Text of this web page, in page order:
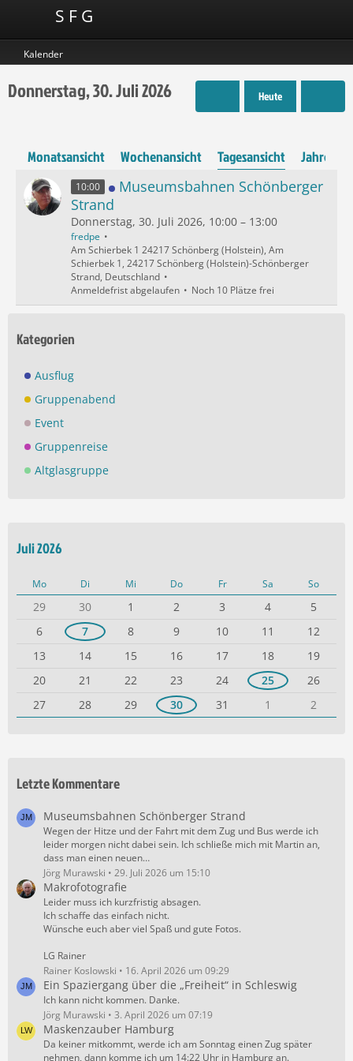
S F G
Kalender
Donnerstag, 30. Juli 2026 Heute
Monatsansicht Wochenansicht Tagesansicht
10:00
Museumsbahnen Schönberger
Strand
Donnerstag, 30. Juli 2026, 10:00 – 13:00
fredpe
Am Schierbek 1 24217 Schönberg (Holstein), Am
Schierbek 1, 24217 Schönberg (Holstein)-Schönberger
Strand, Deutschland
Anmeldefrist abgelaufen
Noch 10 Plätze frei
Kategorien
Ausflug
Gruppenabend
Event
Gruppenreise
Altglasgruppe
Juli 2026
Mo Di Mi Do Fr Sa So
29 30 1 2 3 4
5
6
7 8 9 10 11
12
13
14 15 16 17 18
19
20
21 22 23 24 25
26
27
28 29 30 31 1 2
Letzte Kommentare
Museumsbahnen Schönberger Strand
Wegen der Hitze und der Fahrt mit dem Zug und Bus werde ich
leider morgen nicht dabei sein. Ich schließe mich mit Martin an,
dass man einen neuen…
Jörg Murawski
29. Juli 2026 um 15:10
Makrofotografie
Leider muss ich kurzfristig absagen.
Ich schaffe das einfach nicht.
Wünsche euch aber viel Spaß und gute Fotos.
LG Rainer
Rainer Koslowski
16. April 2026 um 09:29
Ein Spaziergang über die „Freiheit“ in Schleswig
Ich kann nicht kommen. Danke.
Jörg Murawski
3. April 2026 um 07:19
Maskenzauber Hamburg
Da keiner mitkommt, werde ich am Sonntag einen Zug später
nehmen, dann komme ich um 14:22 Uhr in Hamburg an.